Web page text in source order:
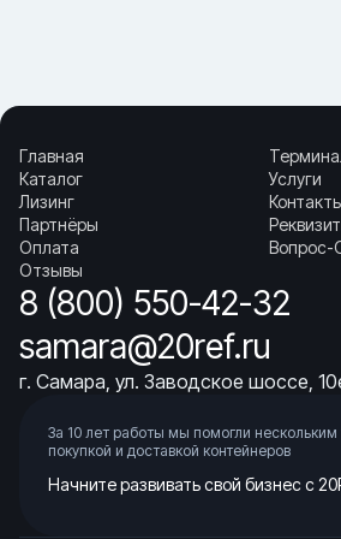
· проверьте платформу/настил и точки
Купить «Flat Rack контейнер 40 футов
▼ От чего зависит цена на Flat
футов (складной)?
▼ Что критично проверить?
▼ Для каких задач используют
▼ Где купить Flat Rack контейнер
в Самаре?
▼ Чем спецконтейнер полезнее
Главная
Каталог
Лизинг
Партнёры
Оплата
Отзывы
Услуги
Вопрос-
8 (800) 550-42-32
samara@20ref.ru
г. Самара, ул. Заводское шоссе,
За 10 лет работы мы помогли
покупкой и доставкой контейнеров
Начните развивать свой бизнес с